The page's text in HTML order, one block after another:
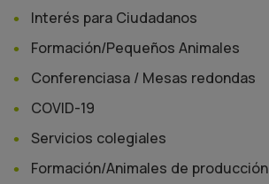
Interés para Ciudadanos
Formación/Pequeños Animales
Conferenciasa / Mesas redondas
COVID-19
Servicios colegiales
Formación/Animales de producción